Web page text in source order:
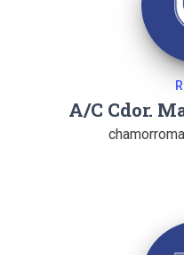
A/C Cdor.